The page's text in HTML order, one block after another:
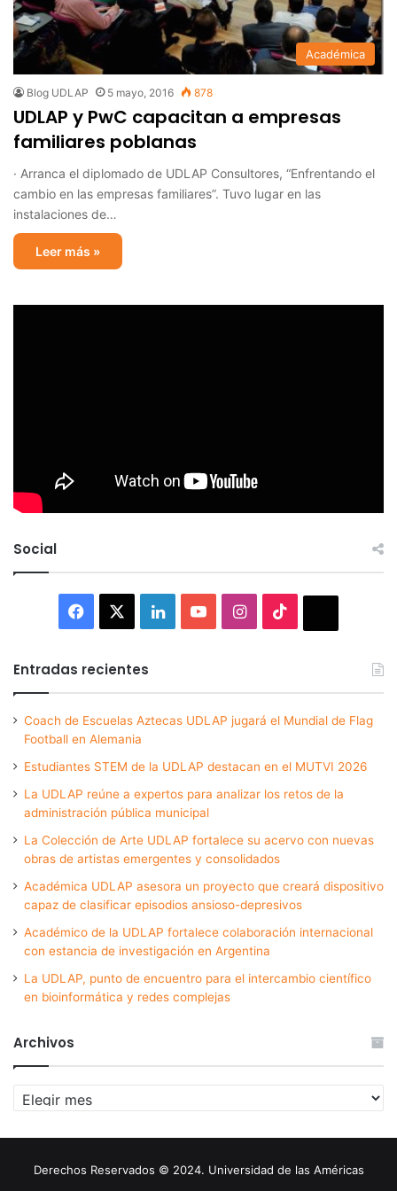
Académica
Blog UDLAP 5 mayo, 2016 878
UDLAP y PwC capacitan a empresas
familiares poblanas
· Arranca el diplomado de UDLAP Consultores, “Enfrentando el
cambio en las empresas familiares”. Tuvo lugar en las
instalaciones de…
Leer más »
Social
Facebook LinkedInYouTubeInstagram
Entradas recientes
Coach de Escuelas Aztecas UDLAP jugará el Mundial de Flag
Football en Alemania
Estudiantes STEM de la UDLAP destacan en el MUTVI 2026
La UDLAP reúne a expertos para analizar los retos de la
administración pública municipal
La Colección de Arte UDLAP fortalece su acervo con nuevas
obras de artistas emergentes y consolidados
Académica UDLAP asesora un proyecto que creará dispositivo
capaz de clasificar episodios ansioso-depresivos
Académico de la UDLAP fortalece colaboración internacional
con estancia de investigación en Argentina
La UDLAP, punto de encuentro para el intercambio científico
en bioinformática y redes complejas
Archivos
Archivos
Derechos Reservados © 2024. Universidad de las Américas